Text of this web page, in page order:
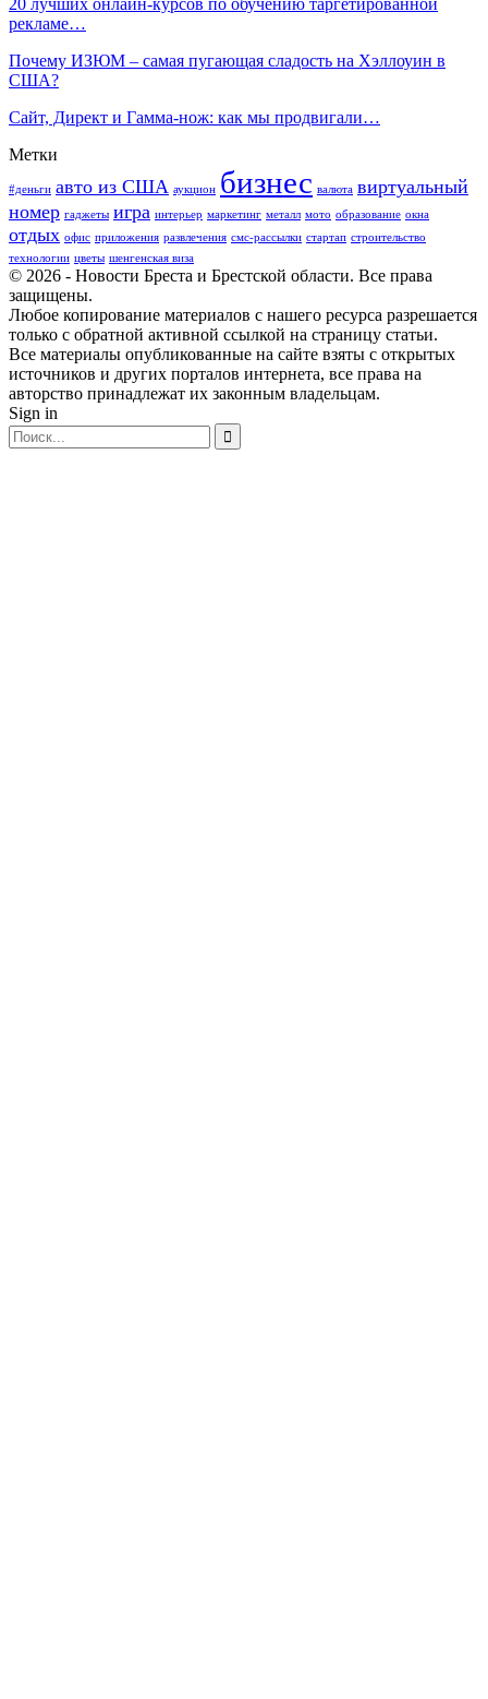
20 лучших онлайн-курсов по обучению таргетированной
рекламе…
Почему ИЗЮМ – самая пугающая сладость на Хэллоуин в
США?
Сайт, Директ и Гамма-нож: как мы продвигали…
Метки
#деньги авто из США аукцион бизнес валюта виртуальный
номер гаджеты игра интерьер маркетинг металл мото образование окна
отдых офис приложения развлечения смс-рассылки стартап строительство
технологии цветы шенгенская виза
© 2026 - Новости Бреста и Брестской области. Все права
защищены.
Любое копирование материалов с нашего ресурса разрешается
только с обратной активной ссылкой на страницу статьи.
Все материалы опубликованные на сайте взяты с открытых
источников и других порталов интернета, все права на
авторство принадлежат их законным владельцам.
Sign in